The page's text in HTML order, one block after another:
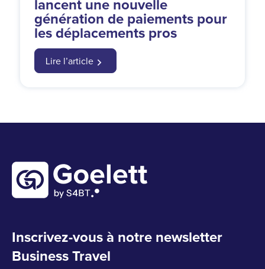
lancent une nouvelle
génération de paiements pour
les déplacements pros
Lire l’article
Inscrivez-vous à notre newsletter
Business Travel